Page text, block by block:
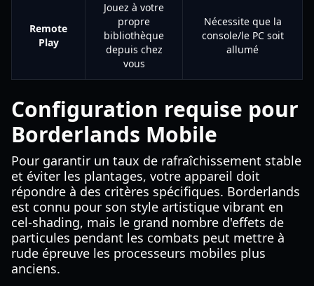
Remote
Play
Jouez à votre
propre
bibliothèque
depuis chez
vous
Nécessite que la
console/le PC soit
allumé
Configuration requise pour
Borderlands Mobile
Pour garantir un taux de rafraîchissement stable
et éviter les plantages, votre appareil doit
répondre à des critères spécifiques. Borderlands
est connu pour son style artistique vibrant en
cel-shading, mais le grand nombre d'effets de
particules pendant les combats peut mettre à
rude épreuve les processeurs mobiles plus
anciens.